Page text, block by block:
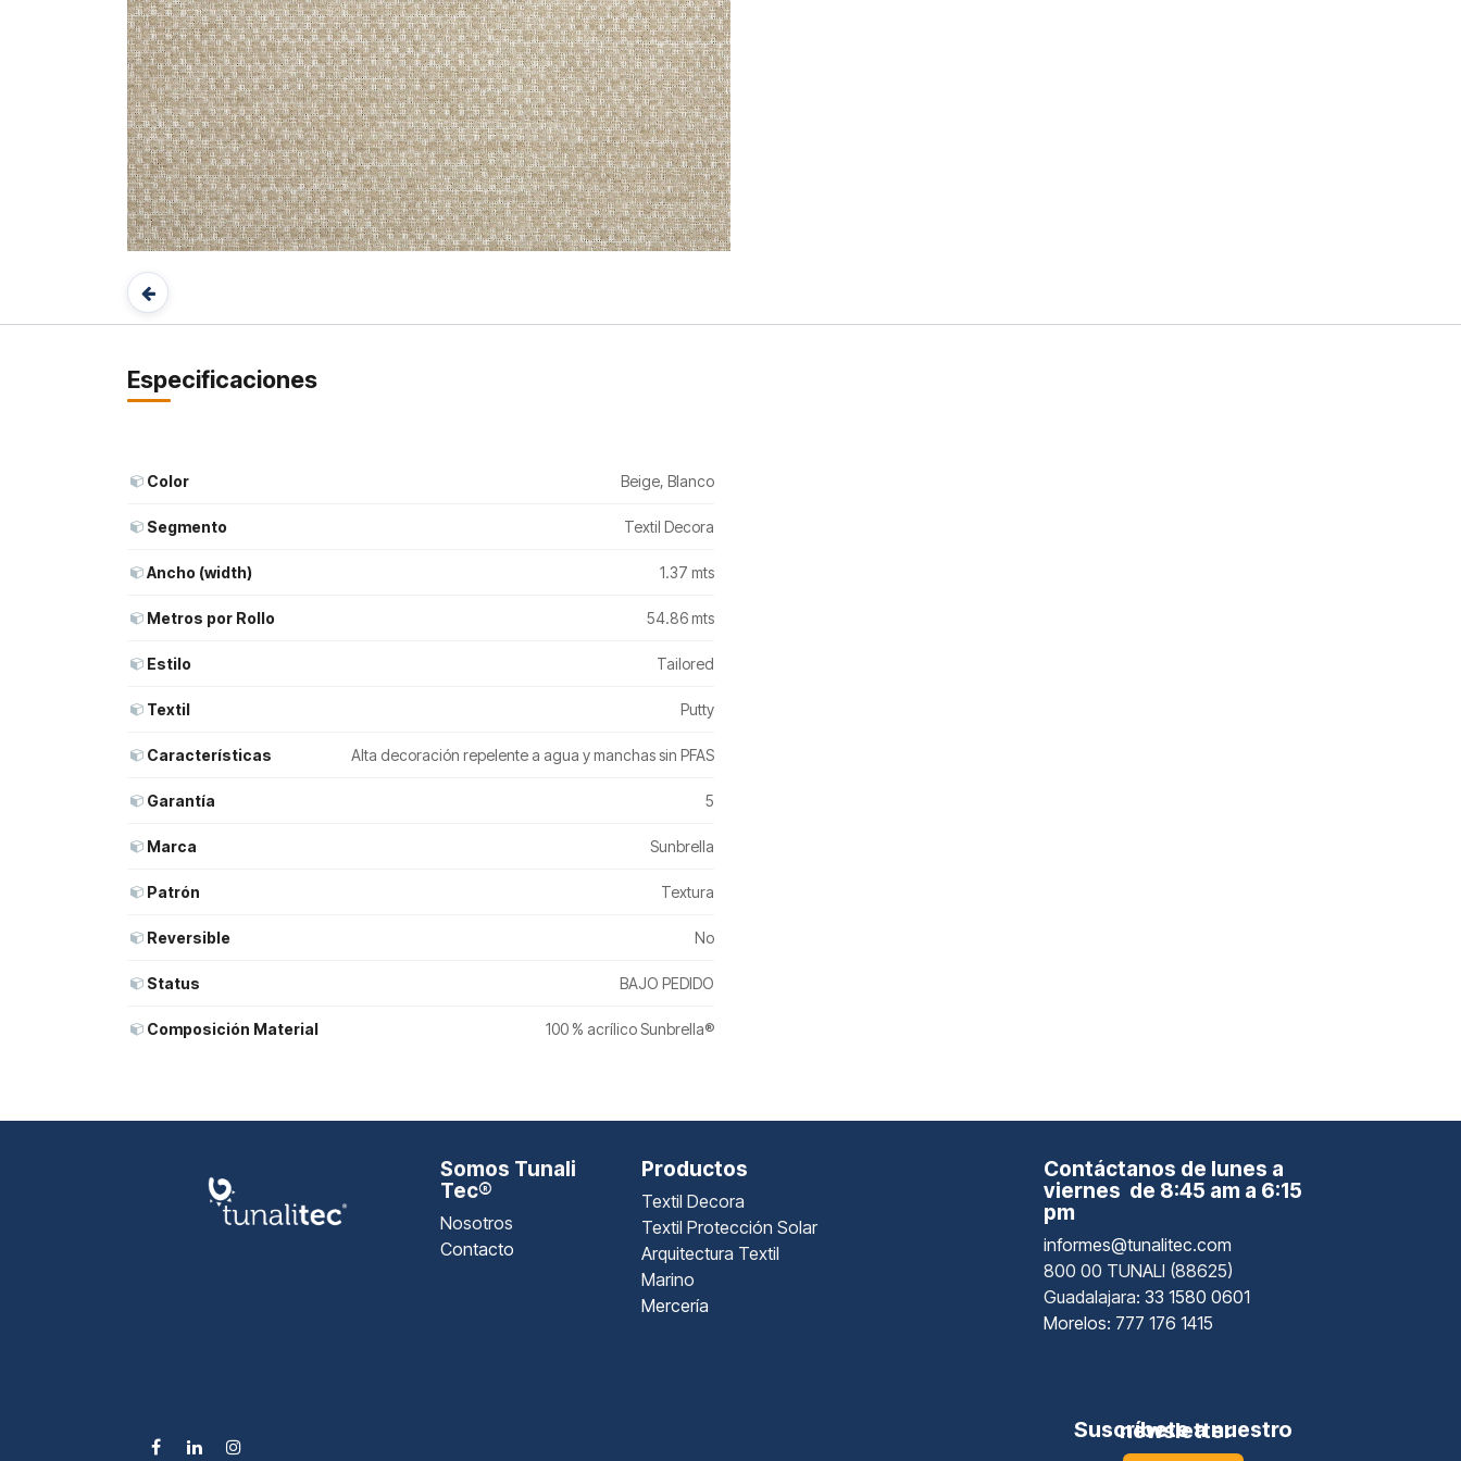
Especificaciones
Color Beige, Blanco
Segmento Textil Decora
Ancho (width) 1.37 mts
Metros por Rollo 54.86 mts
Estilo Tailored
Textil Putty
Características Alta decoración repelente a agua y manchas sin PFAS
Garantía 5
Marca Sunbrella
Patrón Textura
Reversible No
Status BAJO PEDIDO
Composición Material 100 % acrílico Sunbrella®
Somos Tunali
Tec®
Nosotros
Contacto
Productos
Textil Decora
Textil Protección Solar
Arquitectura Textil
Marino
Mercería
Contáctanos de lunes a
viernes de 8:45 am a 6:15
pm
informes@tunalitec.com
800 00 TUNALI (88625)
Guadalajara: 33 1580 0601
Morelos: 777 176 1415
Suscríbete a nuestro newsletter